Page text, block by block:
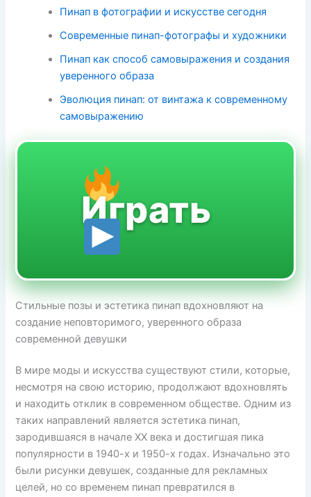
Пинап в фотографии и искусстве сегодня
Современные пинап-фотографы и художники
Пинап как способ самовыражения и создания
уверенного образа
Эволюция пинап: от винтажа к современному
самовыражению
Играть
Стильные позы и эстетика пинап вдохновляют на
создание неповторимого, уверенного образа
современной девушки
В мире моды и искусства существуют стили, которые,
несмотря на свою историю, продолжают вдохновлять
и находить отклик в современном обществе. Одним из
таких направлений является эстетика пинап,
зародившаяся в начале XX века и достигшая пика
популярности в 1940-х и 1950-х годах. Изначально это
были рисунки девушек, созданные для рекламных
целей, но со временем пинап превратился в